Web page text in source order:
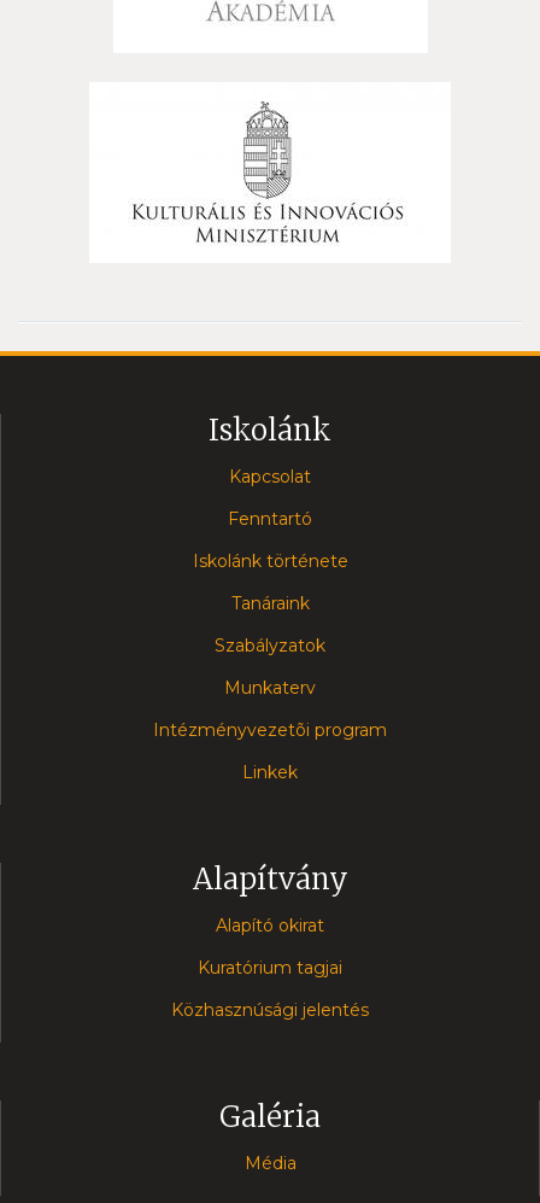
Iskolánk
Kapcsolat
Fenntartó
Iskolánk története
Tanáraink
Szabályzatok
Munkaterv
Intézményvezetõi program
Linkek
Alapítvány
Alapító okirat
Kuratórium tagjai
Közhasznúsági jelentés
Galéria
Média